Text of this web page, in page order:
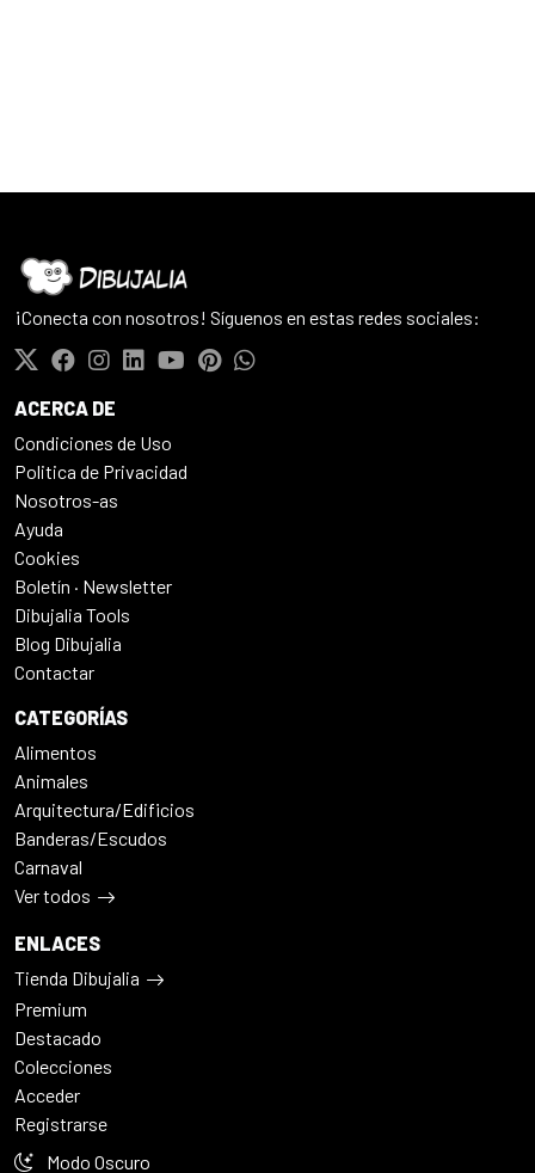
¡Conecta con nosotros! Síguenos en estas redes sociales:
ACERCA DE
Condiciones de Uso
Politica de Privacidad
Nosotros-as
Ayuda
Cookies
Boletín · Newsletter
Dibujalia Tools
Blog Dibujalia
Contactar
CATEGORÍAS
Alimentos
Animales
Arquitectura/Edificios
Banderas/Escudos
Carnaval
Ver todos
ENLACES
Tienda Dibujalia
Premium
Destacado
Colecciones
Acceder
Registrarse
Modo Oscuro